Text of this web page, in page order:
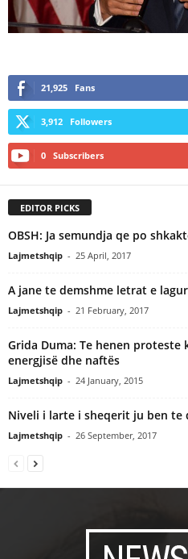
21,925 Fans
3,912 Followers
0 Subscribers
EDITOR PICKS
OBSH: Ja semundja qe po
Lajmetshqip - 25 April, 2017
A jane te demshme letrat e
Lajmetshqip - 21 February, 2017
Grida Duma: Te henen
energjisë dhe naftës
Lajmetshqip - 24 January, 2015
Niveli i larte i sheqerit ju ben te
Lajmetshqip - 26 September, 2017